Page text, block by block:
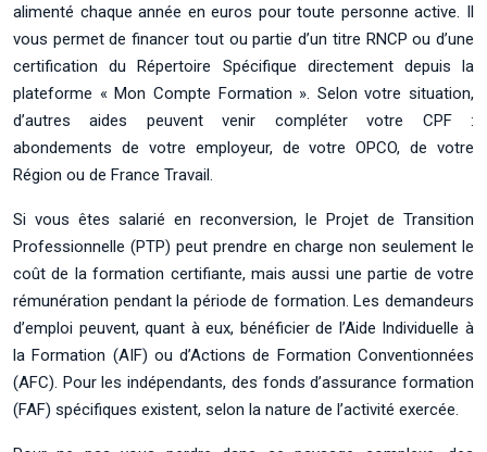
alimenté chaque année en euros pour toute personne active. Il
vous permet de financer tout ou partie d’un titre RNCP ou d’une
certification du Répertoire Spécifique directement depuis la
plateforme « Mon Compte Formation ». Selon votre situation,
d’autres aides peuvent venir compléter votre CPF :
abondements de votre employeur, de votre OPCO, de votre
Région ou de France Travail.
Si vous êtes salarié en reconversion, le Projet de Transition
Professionnelle (PTP) peut prendre en charge non seulement le
coût de la formation certifiante, mais aussi une partie de votre
rémunération pendant la période de formation. Les demandeurs
d’emploi peuvent, quant à eux, bénéficier de l’Aide Individuelle à
la Formation (AIF) ou d’Actions de Formation Conventionnées
(AFC). Pour les indépendants, des fonds d’assurance formation
(FAF) spécifiques existent, selon la nature de l’activité exercée.